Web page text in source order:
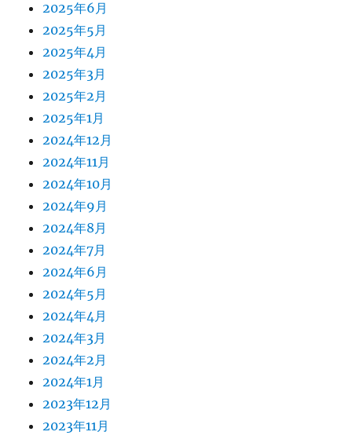
2025年6月
2025年5月
2025年4月
2025年3月
2025年2月
2025年1月
2024年12月
2024年11月
2024年10月
2024年9月
2024年8月
2024年7月
2024年6月
2024年5月
2024年4月
2024年3月
2024年2月
2024年1月
2023年12月
2023年11月